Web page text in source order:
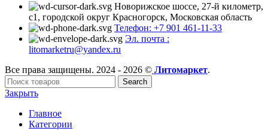
Новорижское шоссе, 27-й километр,
с1, городской округ Красногорск, Московская область
Телефон: +7 901 461-11-33
Эл. почта :
litomarketru@yandex.ru
Все права защищены. 2024 - 2026 © Литомаркет.
Search
Закрыть
Главное
Категории